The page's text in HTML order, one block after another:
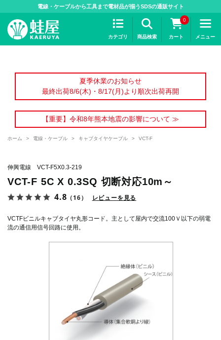
電線・ケーブルから工具まで電材品が揃うSDSの通販サイト
カテゴリ 商品検索
0
カート メニュー
夏季休業のお知らせ
最終出荷8/6(木)・8/17(月)より順次出荷再開
【重要】令和8年熊本地震の影響について ≫
ホーム > 電線・ケーブル > キャブタイヤケーブル > VCT-F
伸興電線 VCT-F5X0.3-219
VCT-F 5C X 0.3SQ 切断対応10m～
4.8 （16） レビューを見る
VCTFビニルキャブタイヤ丸形コード。主として屋内で交流100Ｖ以下の弱電
流の通信用信号回路に使用。